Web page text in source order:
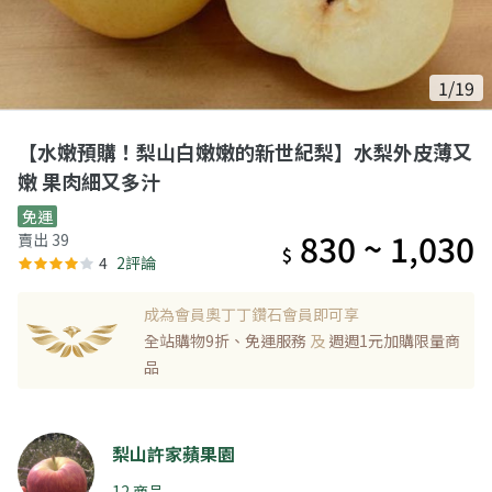
1/19
【水嫩預購！梨山白嫩嫩的新世紀梨】水梨外皮薄又
嫩 果肉細又多汁
免運
賣出 39
4 2評論 $ 830 ~ 1,030
成為會員奧丁丁鑽石會員即可享
全站購物9折、免運服務 及 週週1元加購限量商
品
梨山許家蘋果園